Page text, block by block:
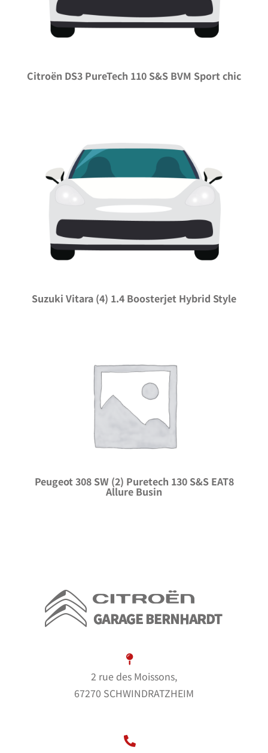
Citroën DS3 PureTech 110 S&S BVM Sport chic
Suzuki Vitara (4) 1.4 Boosterjet Hybrid Style
Peugeot 308 SW (2) Puretech 130 S&S EAT8
Allure Busin
2 rue des Moissons,
67270 SCHWINDRATZHEIM